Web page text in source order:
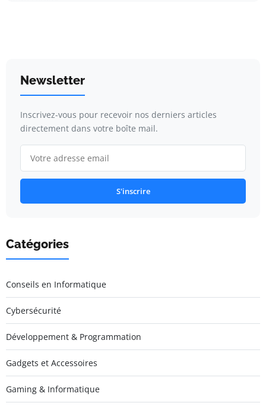
Newsletter
Inscrivez-vous pour recevoir nos derniers articles
directement dans votre boîte mail.
S'inscrire
Catégories
Conseils en Informatique
Cybersécurité
Développement & Programmation
Gadgets et Accessoires
Gaming & Informatique